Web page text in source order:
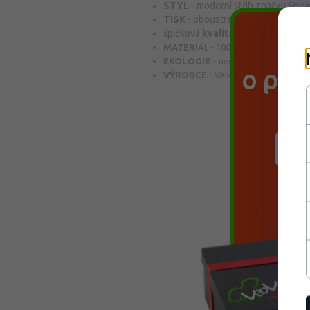
STYL - moderní střih značky
TISK - oboustranně - vpředu a
špičková kvalita
MATERIÁL - 100%
EKOLOGIE - neobsahuje škodlivá
VÝROBCE - Velká Británie
o